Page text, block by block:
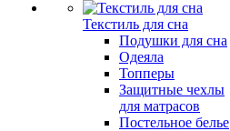
Текстиль для сна
Подушки для сна
Одеяла
Топперы
Защитные чехлы
для матрасов
Постельное белье